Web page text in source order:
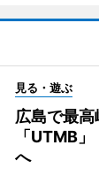
見る・遊ぶ
広島で最
「UTMB
へ